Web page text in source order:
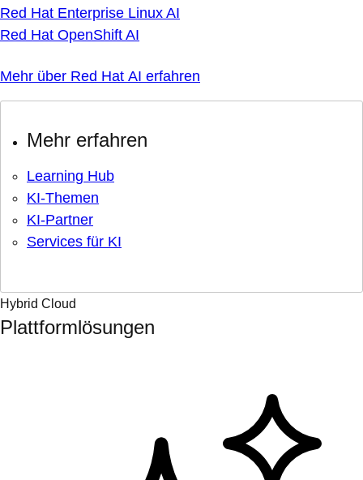
Red Hat Enterprise Linux AI
Red Hat OpenShift AI
Mehr über Red Hat AI erfahren
Mehr erfahren
Learning Hub
KI-Themen
KI-Partner
Services für KI
Hybrid Cloud
Plattformlösungen